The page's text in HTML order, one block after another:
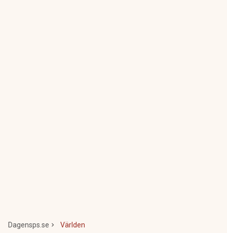
Dagensps.se Världen